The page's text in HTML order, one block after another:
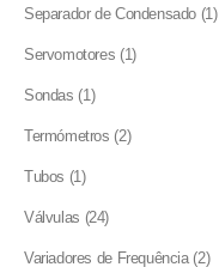
Separador de Condensado 11
Servomotores 11
Sondas 11
Termómetros 22
Tubos 11
Válvulas 2424
Variadores de Frequência 22